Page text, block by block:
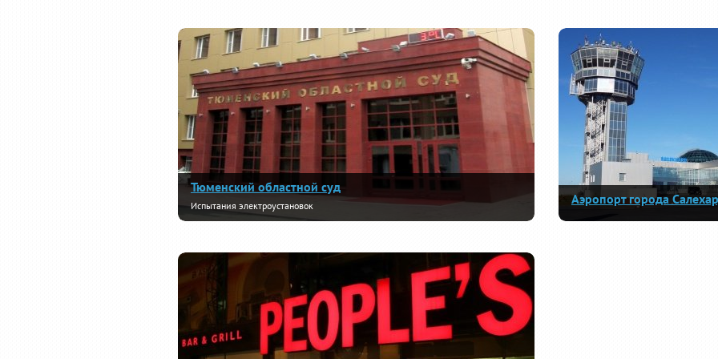
Тюменский областной суд
Испытания электроустановок Аэропорт города